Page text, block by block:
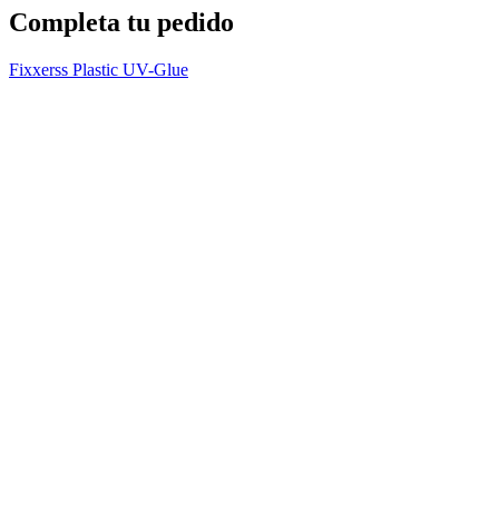
Completa tu pedido
Fixxerss Plastic UV-Glue